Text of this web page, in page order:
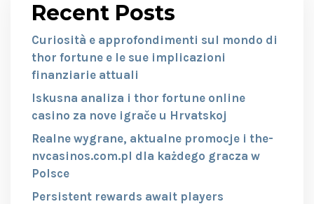
Recent Posts
Curiosità e approfondimenti sul mondo di
thor fortune e le sue implicazioni
finanziarie attuali
Iskusna analiza i thor fortune online
casino za nove igrače u Hrvatskoj
Realne wygrane, aktualne promocje i the-
nvcasinos.com.pl dla każdego gracza w
Polsce
Persistent rewards await players